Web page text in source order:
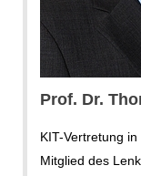
Prof. Dr.
KIT-Vertretung in
Mitglied des